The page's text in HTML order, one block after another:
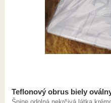
Teflonový obrus biely